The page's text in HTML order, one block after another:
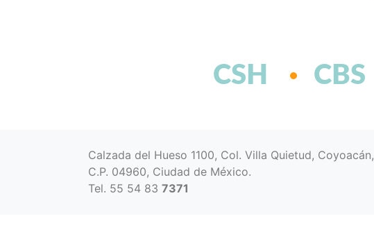
CSH CBS
Calzada del Hueso 1100, Col. Villa Quietud, Coyoacán,
C.P. 04960, Ciudad de México.
Tel. 55 54 83 7371